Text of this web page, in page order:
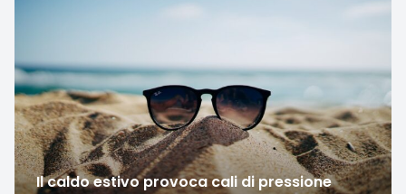
Il caldo estivo provoca cali di pressione